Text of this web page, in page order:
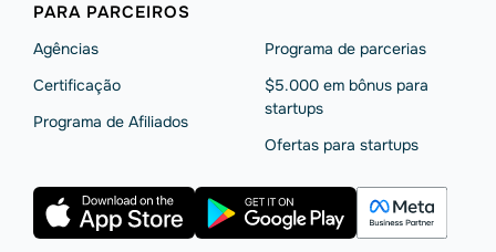
PARA PARCEIROS
Agências
Сertificação
Programa de Afiliados
Programa de parcerias
$5.000 em bônus para
startups
Ofertas para startups